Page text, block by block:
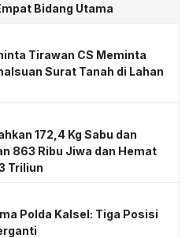
Bidang Utama
Tirawan CS Meminta
Surat Tanah di Lahan
172,4 Kg Sabu dan
863 Ribu Jiwa dan Hemat
Triliun
Polda Kalsel: Tiga Posisi